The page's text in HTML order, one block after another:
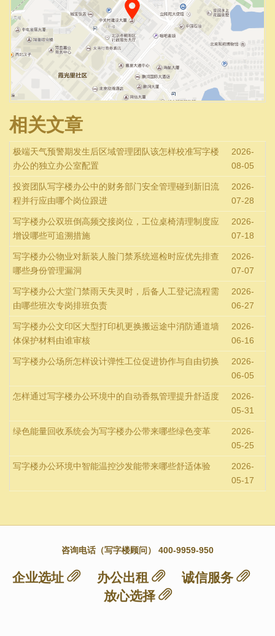
相关文章
极端天气预警期发生后区域管理团队该怎样校准写字楼
办公的独立办公室配置
2026-
08-05
投资团队写字楼办公中的财务部门安全管理碰到新旧流
程并行应由哪个岗位跟进
2026-
07-28
写字楼办公双班倒高频交接岗位，工位桌椅清理制度应
增设哪些可追溯措施
2026-
07-18
写字楼办公物业对新装人脸门禁系统巡检时应优先排查
哪些身份管理漏洞
2026-
07-07
写字楼办公大堂门禁雨天失灵时，后备人工登记流程需
由哪些班次专岗排班负责
2026-
06-27
写字楼办公文印区大型打印机更换搬运途中消防通道墙
体保护材料由谁审核
2026-
06-16
写字楼办公场所怎样设计弹性工位促进协作与自由切换
2026-
06-05
怎样通过写字楼办公环境中的自动香氛管理提升舒适度
2026-
05-31
绿色能量回收系统会为写字楼办公带来哪些绿色变革
2026-
05-25
写字楼办公环境中智能温控沙发能带来哪些舒适体验
2026-
05-17
咨询电话（写字楼顾问） 400-9959-950
企业选址 办公出租
诚信服务
放心选择